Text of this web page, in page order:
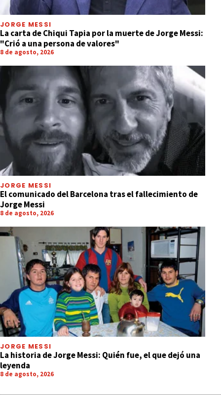
JORGE MESSI
La carta de Chiqui Tapia por la muerte de Jorge Messi:
"Crió a una persona de valores"
8 de agosto, 2026
JORGE MESSI
El comunicado del Barcelona tras el fallecimiento de
Jorge Messi
8 de agosto, 2026
JORGE MESSI
La historia de Jorge Messi: Quién fue, el que dejó una
leyenda
8 de agosto, 2026